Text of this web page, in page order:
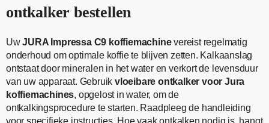
ontkalker bestellen
UwJURA Impressa C9 koffiemachinevereist regelmatig
onderhoud om optimale koffie te blijven zetten. Kalkaanslag
ontstaat door mineralen in het water en verkort de levensduur
van uw apparaat. Gebruikvloeibare ontkalker voor Jura
koffiemachines, opgelost in water, om de
ontkalkingsprocedure te starten. Raadpleeg de handleiding